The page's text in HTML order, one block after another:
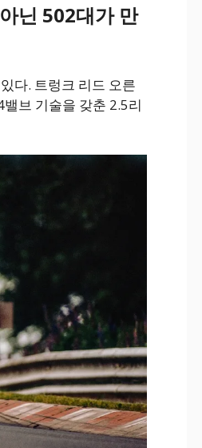
닌 502대가 만
다. 트렁크 리드 오른
브 기술을 갖춘 2.5리